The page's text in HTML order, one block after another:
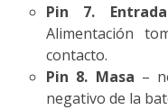
Pin 7.
Alimentación
contacto.
Pin 8. Masa –
negativo de la